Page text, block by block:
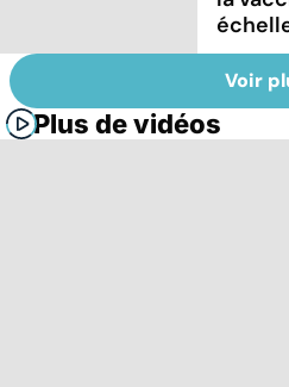
Voir
Plus de vidéos